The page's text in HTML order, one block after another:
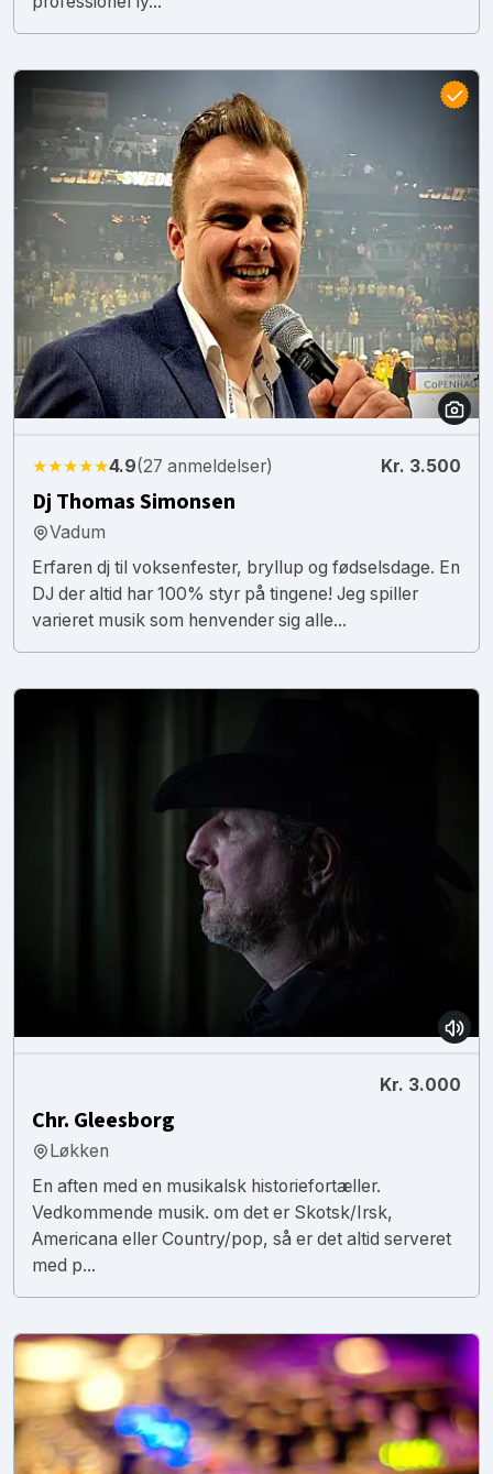
★★★★★4.9(27 anmeldelser) Kr. 3.500
Dj Thomas Simonsen
Vadum
Erfaren dj til voksenfester, bryllup og fødselsdage. En
DJ der altid har 100% styr på tingene! Jeg spiller
varieret musik som henvender sig alle...
Kr. 3.000
Chr. Gleesborg
Løkken
En aften med en musikalsk historiefortæller.
Vedkommende musik. om det er Skotsk/Irsk,
Americana eller Country/pop, så er det altid serveret
med p...